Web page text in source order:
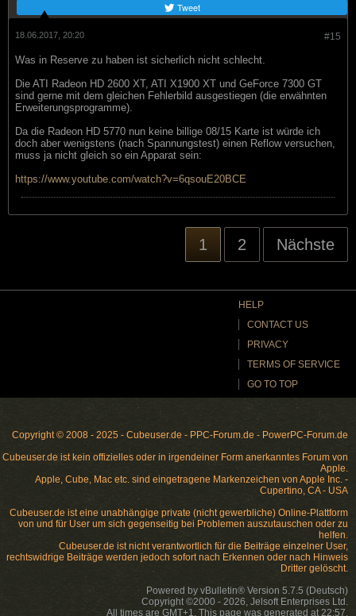
Tweet
#15
18.06.2017, 20:20
Was in Reserve zu haben ist sicherlich nicht schlecht.
Die ATI Radeon HD 2600 XT, ATI X1900 XT und GeForce 7300 GT
sind gerne mit dem gleichen Fehlerbild ausgestiegen (die erwähnten
Erweiterungsprogramme).
Da die Radeon HD 5770 nun keine billige 08/15 Karte ist würde ich
doch aber wenigstens (nach Spannungstest) einen Reflow versuchen,
muss ja nicht gleich so ein Apparat sein:
https://www.youtube.com/watch?v=6qsouE20BCE
1 2 Nächste
HELP
CONTACT US
PRIVACY
TERMS OF SERVICE
GO TO TOP
Copyright © 2008 - 2025 - Cubeuser.de - PPC-Forum.de - PowerPC-Forum.de
Cubeuser.de ist kein offizielles oder in irgendeiner Form anerkanntes Forum von
Apple.
Apple, Cube, Mac etc. sind eingetragene Markenzeichen von Apple Inc. -
Cupertino, CA - USA
Cubeuser.de ist eine unabhängige private (nicht gewerbliche) Online-Plattform
von und für User um sich gegenseitig bei Problemen auszutauschen oder zu
helfen.
Cubeuser.de ist nicht verantwortlich für die Beiträge einzelner User,
rechtswidrige Beiträge werden jedoch sofort nach Erkennen oder nach Hinweis
Dritter gelöscht.
Powered by vBulletin® Version 5.7.5 (Deutsch)
Copyright ©2000 - 2026, Jelsoft Enterprises Ltd.
All times are GMT+1. This page was generated at 22:57.